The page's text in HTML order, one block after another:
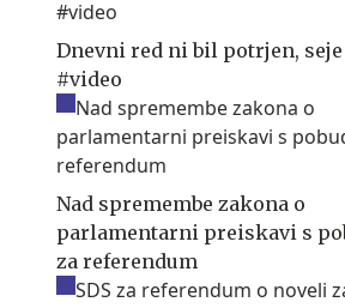
Dnevni red ni bil potrjen, seje
#video
Nad spremembe zakona o
parlamentarni preiskavi s
za referendum